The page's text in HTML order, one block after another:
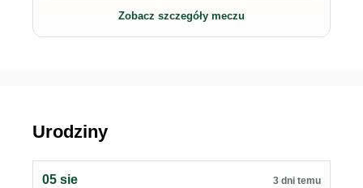
Zobacz szczegóły meczu
Urodziny
05 sie 3 dni temu